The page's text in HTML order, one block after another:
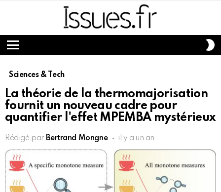
Menu
Sciences & Tech
La théorie de la thermomajorisation
fournit un nouveau cadre pour
quantifier l'effet MPEMBA mystérieux
Rédigé par Bertrand Mongne il y a un an